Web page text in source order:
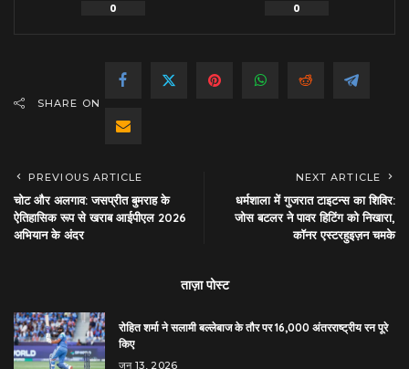
0 0
SHARE ON
PREVIOUS ARTICLE
चोट और अलगाव: जसप्रीत बुमराह के
ऐतिहासिक रूप से खराब आईपीएल 2026
अभियान के अंदर
NEXT ARTICLE
धर्मशाला में गुजरात टाइटन्स का शिविर:
जोस बटलर ने पावर हिटिंग को निखारा,
कॉनर एस्टरहुइज़न चमके
ताज़ा पोस्ट
रोहित शर्मा ने सलामी बल्लेबाज के तौर पर 16,000 अंतरराष्ट्रीय रन पूरे
किए
जून 13, 2026